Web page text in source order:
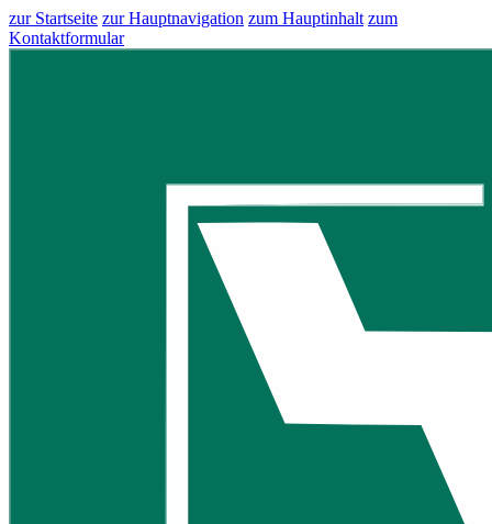
zur Startseite zur Hauptnavigation zum Hauptinhalt zum
Kontaktformular